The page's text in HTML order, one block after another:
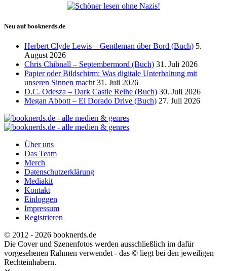
Neu auf booknerds.de
Herbert Clyde Lewis – Gentleman über Bord (Buch) 5.
August 2026
Chris Chibnall – Septembermord (Buch) 31. Juli 2026
Papier oder Bildschirm: Was digitale Unterhaltung mit
unseren Sinnen macht 31. Juli 2026
D.C. Odesza – Dark Castle Reihe (Buch) 30. Juli 2026
Megan Abbott – El Dorado Drive (Buch) 27. Juli 2026
Über uns
Das Team
Merch
Datenschutzerklärung
Mediakit
Kontakt
Einloggen
Impressum
Registrieren
© 2012 - 2026 booknerds.de
Die Cover und Szenenfotos werden ausschließlich im dafür
vorgesehenen Rahmen verwendet - das © liegt bei den jeweiligen
Rechteinhabern.